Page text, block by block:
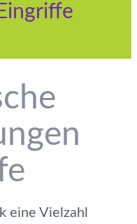
eine Vielzahl